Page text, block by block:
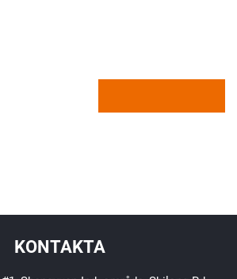
KONTAKTA